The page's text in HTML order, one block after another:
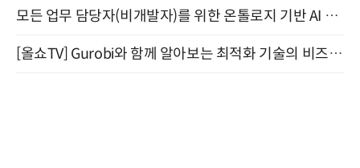
모든 업무 담당자(비개발자)를 위한 온톨로지 기반 AI 지식체계 설계 1-day 워크숍 8월 20일 개최
[올쇼TV] Gurobi와 함께 알아보는 최적화 기술의 비즈니스 활용 (8월 20일 생방송)